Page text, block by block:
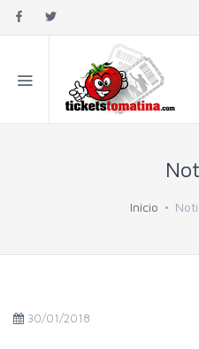
Inicio
30/01/2018